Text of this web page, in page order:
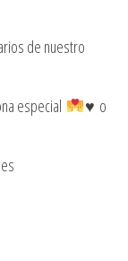
de nuestro
especial
♥️ o